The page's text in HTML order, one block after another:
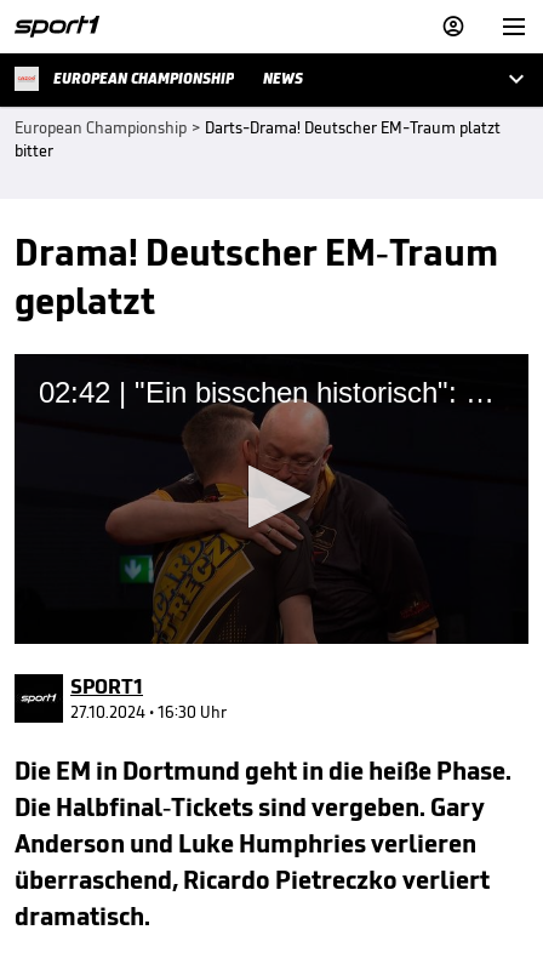


EUROPEAN CHAMPIONSHIP NEWS 
European Championship > Darts-Drama! Deutscher EM-Traum platzt
bitter
Drama! Deutscher EM-Traum
geplatzt
02:42 | "Ein bisschen historisch": Meilenstein für Pietreczko!
seconds
of
minutes,
seconds
SPORT1
27.10.2024 • 16:30 Uhr
Die EM in Dortmund geht in die heiße Phase.
Die Halbfinal-Tickets sind vergeben. Gary
Anderson und Luke Humphries verlieren
überraschend, Ricardo Pietreczko verliert
dramatisch.